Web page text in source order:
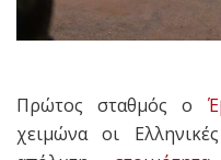
Πρώτος σταθμός ο
χειμώνα οι